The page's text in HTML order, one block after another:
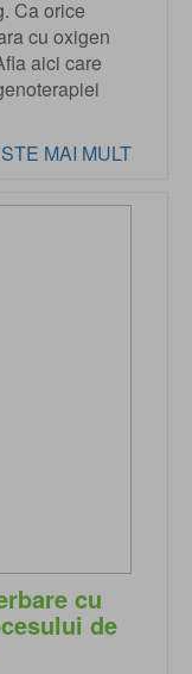
Ca orice
cu oxigen
aici care
MAI MULT
cu
de